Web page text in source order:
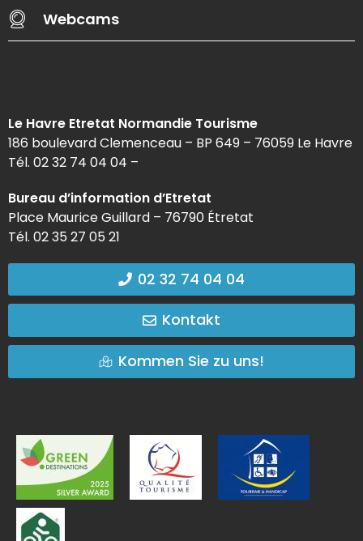
Webcams
Le Havre Etretat Normandie Tourisme
186 boulevard Clemenceau – BP 649 – 76059 Le Havre
Tél. 02 32 74 04 04 –
Bureau d’information d’Etretat
Place Maurice Guillard – 76790 Étretat
Tél. 02 35 27 05 21
02 32 74 04 04
Kontakt
Kommen Sie zu uns!